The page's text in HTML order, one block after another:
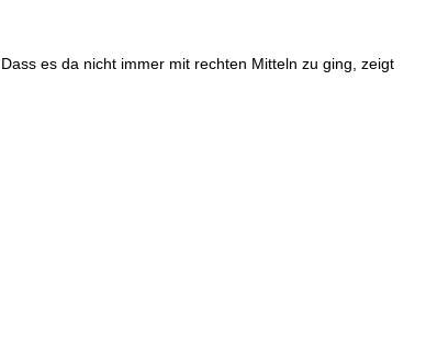
es da nicht immer mit rechten Mitteln zu ging, zeigt